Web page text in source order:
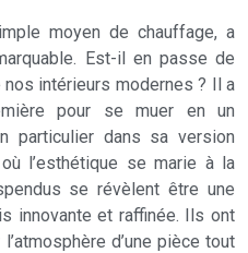
moyen de chauffage, a
Est-il en passe de
intérieurs modernes ? Il a
pour se muer en un
particulier dans sa version
l’esthétique se marie à la
se révèlent être une
innovante et raffinée. Ils ont
d’une pièce tout